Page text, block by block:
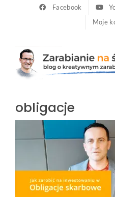
Facebook
Moje
obligacje